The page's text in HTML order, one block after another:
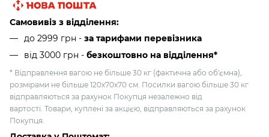
Самовивіз з відділення:
до 2999 грн - за тарифами перевізника
від 3000 грн - безкоштовно на відділення*
* Відправлення вагою не більше 30 кг (фактична або об'ємна),
розмірами не більше 120х70х70 см. Посилки вагою більше 30 кг
відправляються за рахунок Покупця незалежно від
вартості. Товари, куплені за акцією, відправляються за рахунок
Покупця.